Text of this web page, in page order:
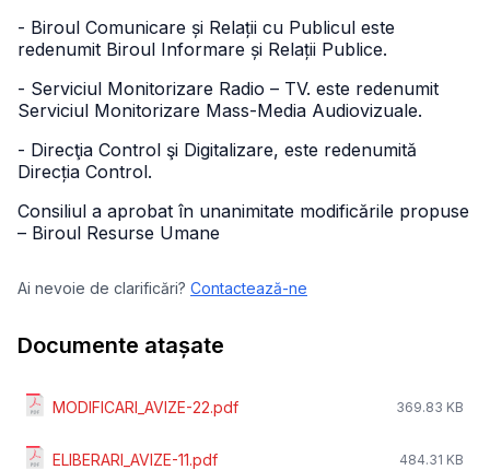
- Biroul Comunicare și Relații cu Publicul este
redenumit Biroul Informare și Relații Publice.
- Serviciul Monitorizare Radio – TV. este redenumit
Serviciul Monitorizare Mass-Media Audiovizuale.
- Direcţia Control şi Digitalizare, este redenumită
Direcția Control.
Consiliul a aprobat în unanimitate modificările propuse
– Biroul Resurse Umane
Ai nevoie de clarificări? Contactează-ne
Documente atașate
MODIFICARI_AVIZE-22.pdf 369.83 KB
ELIBERARI_AVIZE-11.pdf 484.31 KB